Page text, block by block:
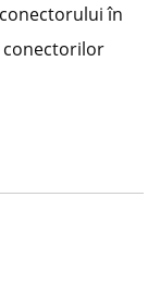
în
conectorilor